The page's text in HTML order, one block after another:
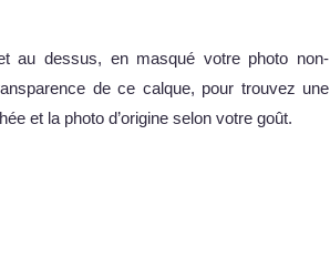
au dessus, en masqué votre photo non-
de ce calque, pour trouvez une
et la photo d’origine selon votre goût.